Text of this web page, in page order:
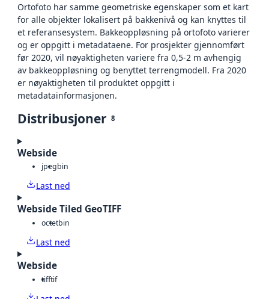
Ortofoto har samme geometriske egenskaper som et kart
for alle objekter lokalisert på bakkenivå og kan knyttes til
et referansesystem. Bakkeoppløsning på ortofoto varierer
og er oppgitt i metadataene. For prosjekter gjennomført
før 2020, vil nøyaktigheten variere fra 0,5-2 m avhengig
av bakkeoppløsning og benyttet terrengmodell. Fra 2020
er nøyaktigheten til produktet oppgitt i
metadatainformasjonen.
Distribusjoner 8
Webside
jpegbin
Last ned
Webside Tiled GeoTIFF
octetbin
Last ned
Webside
tifftif